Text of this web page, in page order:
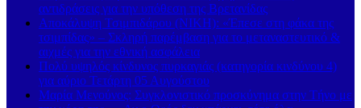
αντιδράσεις για την υπόθεση της Βρετανίδας
Αποκάλυψη Τσιμπιδάρου (ΝΙΚΗ): «Έπεσε στη φάκα της
τσιμπίδας» – Σκληρή παρέμβαση για το μεταναστευτικό &
αιχμές για την εθνική ασφάλεια
Πολύ υψηλός κίνδυνος πυρκαγιάς (κατηγορία κινδύνου 4)
για αύριο Τετάρτη 05 Αυγούστου
Μαρία Μενούνος: Συγκλονιστικό προσκύνημα στην Τήνο με